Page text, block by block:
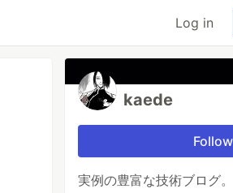
Log in
kaede
Follow
実例の豊富な技術ブログ。